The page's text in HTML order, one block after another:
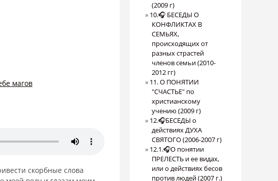
магов
скорбные слова
(2009 г)
10.🎧 БЕСЕДЫ О
КОНФЛИКТАХ В
СЕМЬЯХ,
происходящих от
разных страстей
членов семьи (2010-
2012 гг)
11. О ПОНЯТИИ
"СЧАСТЬЕ" по
христианскому
учению (2009 г)
12.🎧БЕСЕДЫ о
действиях ДУХА
СВЯТОГО (2006-2007 г)
12.1.🎧О понятии
ПРЕЛЕСТЬ и ее видах,
или о действиях бесов
против людей (2007 г.)